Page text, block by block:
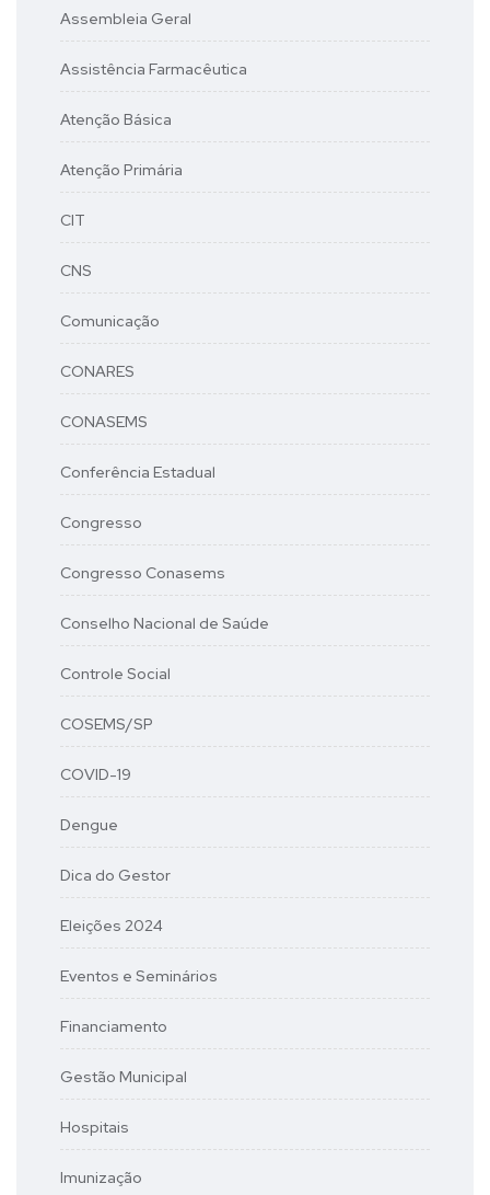
Assembleia Geral
Assistência Farmacêutica
Atenção Básica
Atenção Primária
CIT
CNS
Comunicação
CONARES
CONASEMS
Conferência Estadual
Congresso
Congresso Conasems
Conselho Nacional de Saúde
Controle Social
COSEMS/SP
COVID-19
Dengue
Dica do Gestor
Eleições 2024
Eventos e Seminários
Financiamento
Gestão Municipal
Hospitais
Imunização